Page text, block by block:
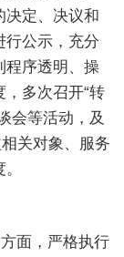
决定、决议和
行公示，充分
程序透明、操
多次召开“转
会等活动，及
关对象、服务
面，严格执行